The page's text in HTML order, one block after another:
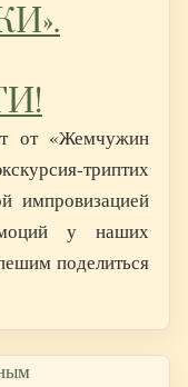
от «Жемчужин
триптих
импровизацией
у наших
поделиться